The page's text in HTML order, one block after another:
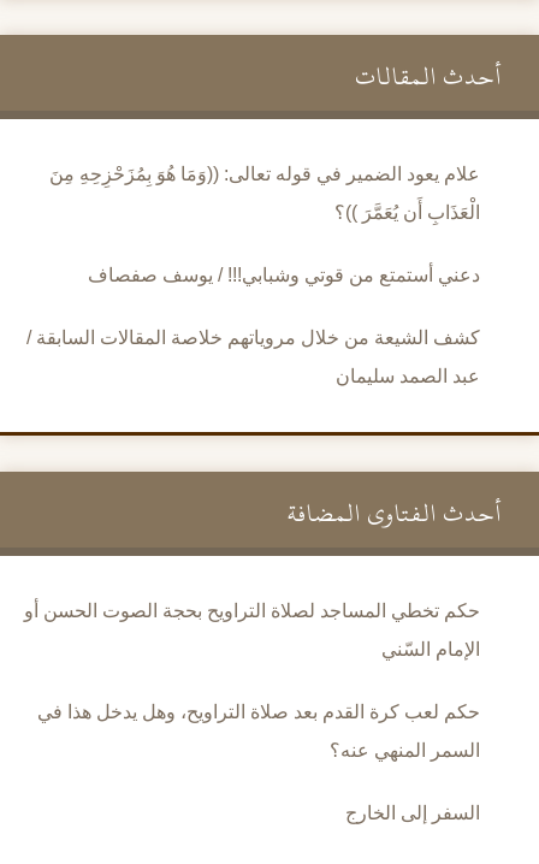
أحدث المقالات
علام يعود الضمير في قوله تعالى: ((وَمَا هُوَ بِمُزَحْزِحِهِ مِنَ
الْعَذَابِ أَن يُعَمَّرَ ))؟
دعني أستمتع من قوتي وشبابي!!! / يوسف صفصاف
كشف الشيعة من خلال مروياتهم خلاصة المقالات السابقة /
عبد الصمد سليمان
أحدث الفتاوى المضافة
حكم تخطي المساجد لصلاة التراويح بحجة الصوت الحسن أو
الإمام السّني
حكم لعب كرة القدم بعد صلاة التراويح، وهل يدخل هذا في
السمر المنهي عنه؟
السفر إلى الخارج